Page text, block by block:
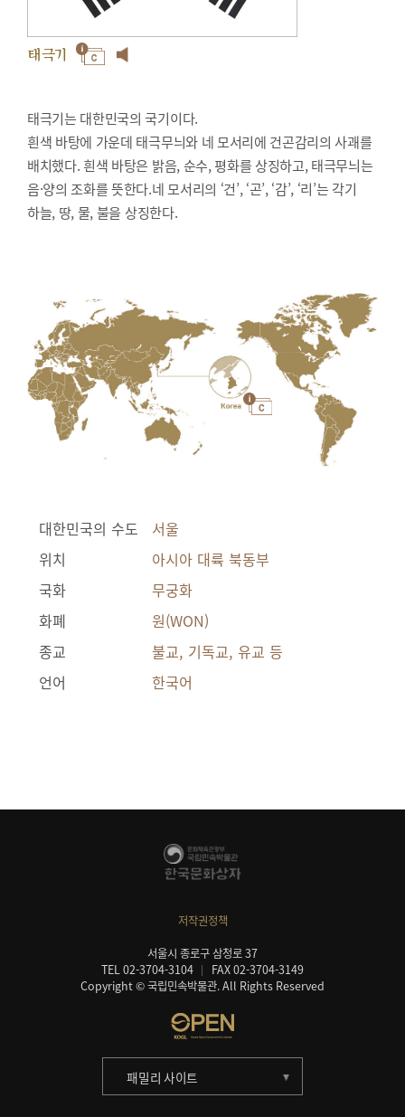
태극기
태극기는 대한민국의 국기이다.
흰색 바탕에 가운데 태극무늬와 네 모서리에 건곤감리의 사괘를
배치했다. 흰색 바탕은 밝음, 순수, 평화를 상징하고, 태극무늬는
음·양의 조화를 뜻한다.네 모서리의 ‘건’, ‘곤’, ‘감’, ‘리’는 각기
하늘, 땅, 물, 불을 상징한다.
대한민국의 수도
서울
위치
아시아 대륙 북동부
국화
무궁화
화폐
원(WON)
종교
불교, 기독교, 유교 등
언어
한국어
저작권정책
서울시 종로구 삼청로 37
TEL 02-3704-3104
FAX 02-3704-3149
Copyright © 국립민속박물관. All Rights Reserved
패밀리 사이트